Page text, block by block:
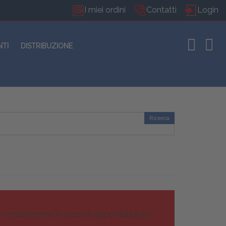
I miei ordini Contatti Login
DISTRIBUZIONE
Ricerca
contatteremo in caso di disponibilità per